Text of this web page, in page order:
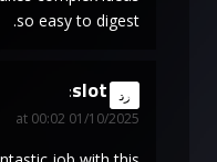
so easy to digest.
slot
says:
01/10/2025 at 00:02
رد